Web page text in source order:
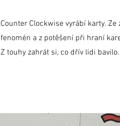
Counter Clockwise vyrábí karty.
fenomén a z potěšení při hraní
Z touhy zahrát si, co dřív lidi bavilo.